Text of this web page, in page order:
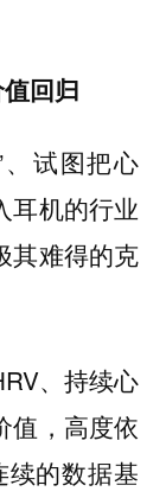
回归
试图把心
耳机的行业
其难得的克
、持续心
值，高度依
续的数据基